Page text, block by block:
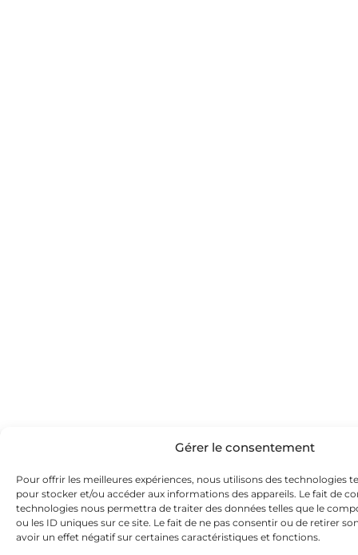
Gérer le consentement
Pour offrir les meilleures expériences, nous utilisons des technologies
pour stocker et/ou accéder aux informations des appareils. Le fait de
technologies nous permettra de traiter des données telles que le
ou les ID uniques sur ce site. Le fait de ne pas consentir ou de retirer
avoir un effet négatif sur certaines caractéristiques et fonctions.